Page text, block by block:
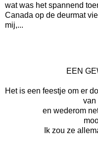
wat was het spannend
Canada op de deurmat
mij,...
EEN
Het is een feestje om er
van
en wederom
Ik zou ze